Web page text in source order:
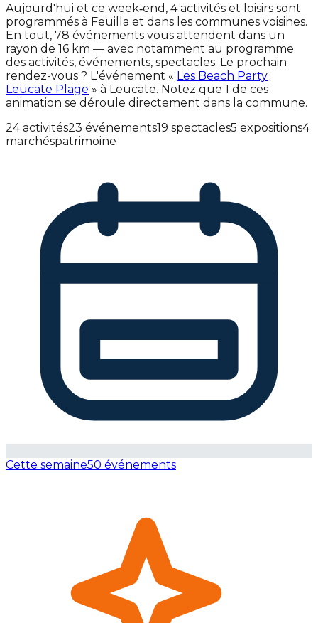
Aujourd'hui et ce week‑end, 4 activités et loisirs sont
programmés à Feuilla et dans les communes voisines.
En tout, 78 événements vous attendent dans un
rayon de 16 km — avec notamment au programme
des activités, événements, spectacles. Le prochain
rendez-vous ? L'événement « Les Beach Party
Leucate Plage » à Leucate. Notez que 1 de ces
animation se déroule directement dans la commune.
24 activités23 événements19 spectacles5 expositions4
marchéspatrimoine
Cette semaine50 événements